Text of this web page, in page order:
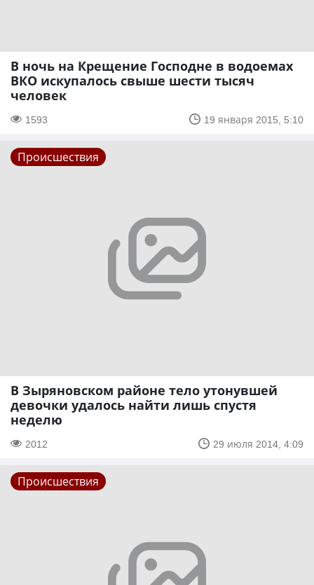
В ночь на Крещение Господне в водоемах
ВКО искупалось свыше шести тысяч
человек
1593 19 января 2015, 5:10
Происшествия
В Зыряновском районе тело утонувшей
девочки удалось найти лишь спустя
неделю
2012 29 июля 2014, 4:09
Происшествия